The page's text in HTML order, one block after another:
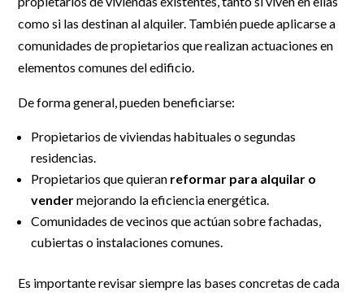
como si las destinan al alquiler. También puede aplicarse a
comunidades de propietarios que realizan actuaciones en
elementos comunes del edificio.
De forma general, pueden beneficiarse:
Propietarios de viviendas habituales o segundas
residencias.
Propietarios que quieran reformar para alquilar o
vendermejorando la eficiencia energética.
Comunidades de vecinos que actúan sobre fachadas,
cubiertas o instalaciones comunes.
Es importante revisar siempre las bases concretas de cada